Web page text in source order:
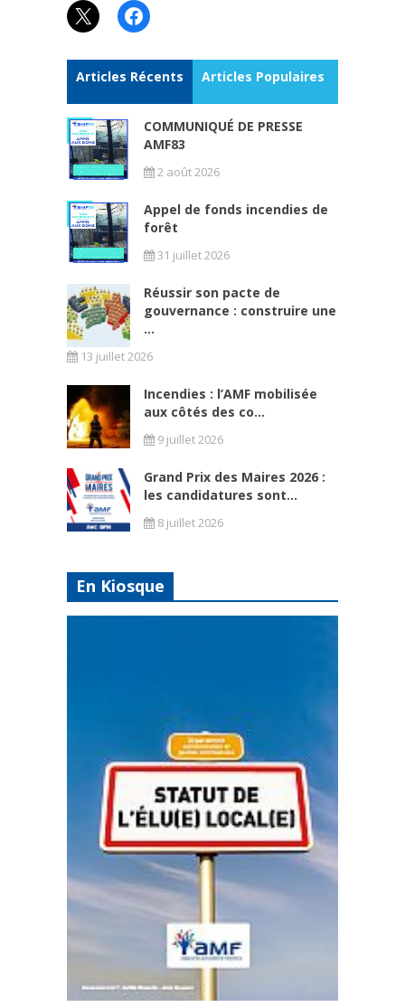
X Facebook
Articles Récents Articles Populaires
COMMUNIQUÉ DE PRESSE
AMF83
2 août 2026
Appel de fonds incendies de
forêt
31 juillet 2026
Réussir son pacte de
gouvernance : construire une
...
13 juillet 2026
Incendies : l’AMF mobilisée
aux côtés des co...
9 juillet 2026
Grand Prix des Maires 2026 :
les candidatures sont...
8 juillet 2026
En Kiosque